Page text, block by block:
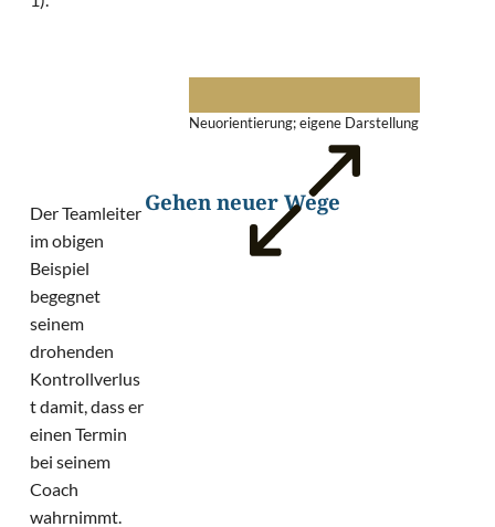
Neuorientierung; eigene Darstellung
Der Teamleiter
im obigen
Beispiel
begegnet
seinem
drohenden
Kontrollverlus
t damit, dass er
einen Termin
bei seinem
Coach
wahrnimmt.
Gehen neuer Wege